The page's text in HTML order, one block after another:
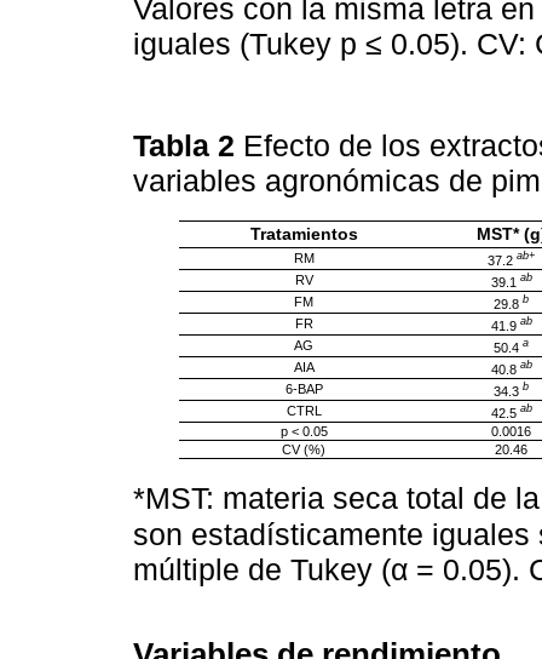
Valores con la misma letra
iguales (Tukey p ≤ 0.05).
Tabla 2 Efecto de los
variables agronómicas de
Tratamientos MST*
RM 37.2 ab+
RV 39.1 ab
FM 29.8 b
FR 41.9 ab
AG 50.4 a
AIA 40.8 ab
6-BAP 34.3 b
CTRL 42.5 ab
p < 0.05
0.0016
CV (%)
20.46
*MST: materia seca total de
son estadísticamente
múltiple de Tukey (α = 0.05).